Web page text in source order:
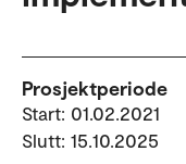
Prosjektperiode
Start: 01.02.2021
Slutt: 15.10.2025